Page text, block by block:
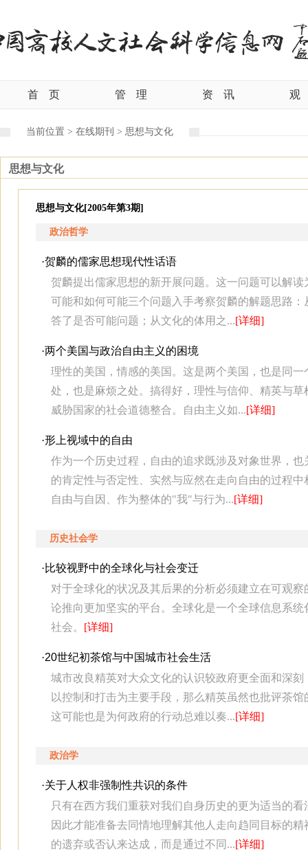
首 页 管 理 资 讯 观
当前位置 > 在线期刊 > 思想与文化
思想与文化
思想与文化[2005年第3期]
政治哲学
·贺麟的儒家思想现代性话语
贺麟提出儒家思想的新开展问题。这一问题可以解
可能和如何可能三个问题入手考察贺麟的解题思路
答了是否可能问题；从文化的体用之...[详细]
·两个美国与政治自由主义的困境
理性的美国，情感的美国。这是两个美国，也是同
处，也是麻烦之处。搞得好，理性与信仰、精英与
威胁国家的社会道德整合。自由主义如...[详细]
·形上视域中的自由
作为一个历史过程，自由的追求既涉及对象世界，
的肯定性与否定性、实然与应然在走向自由的过程
自由与自因、作为整体的"我"与行为...[详细]
历史社会学
·比较视野中的全球化与社会变迁
对于全球化的状况及其后果的分析必须建立在可观
论推向更加坚实的平台。全球化是一个全球信息系
社会。 [详细]
·20世纪初茶馆与中国城市社会生活
城市改良精英对大众文化的认识较政府更全面和深
以控制和打击为主要手段，那么精英虽然也批评茶
这可能也是为何政府的行动总难以奏...[详细]
政治学
·关于人权非强制性共识的条件
只有在西方我们重获对我们自身历史的更为适当的
因此才能准备去同情地理解其他人走向趋同目标的
的遗弃或否认来达成，而是通过不同...[详细]